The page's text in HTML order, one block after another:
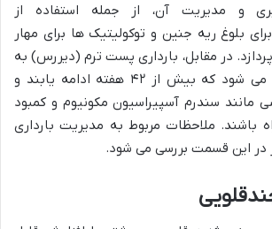
و مدیریت آن، از جمله استفاده از
بلوغ ریه جنین و توکولیتیک ها برای مهار
در مقابل، بارداری پست ترم (دیررس) به
بارداری هایی اطلاق می شود که بیش از ۴۲ هفته ادامه یابند و
مانند سندرم آسپیراسیون مکونیوم و کمبود
باشند. ملاحظات مربوط به مدیریت بارداری
در این قسمت بررسی می شود.